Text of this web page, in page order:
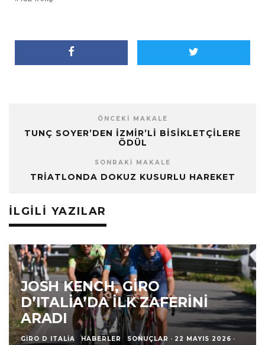
ÖNCEKI MAKALE
TUNÇ SOYER’DEN İZMIR’LI BISIKLETÇILERE
ÖDÜL
SONRAKI MAKALE
TRIATLONDA DOKUZ KUSURLU HAREKET
İLGILI YAZILAR
JOSH KENCH, GIRO
D’ITALIA’DA İLK ZAFERINI
ARADI
GIRO D ITALIA HABERLER SONUÇLAR · 22 MAYIS 2026 ·